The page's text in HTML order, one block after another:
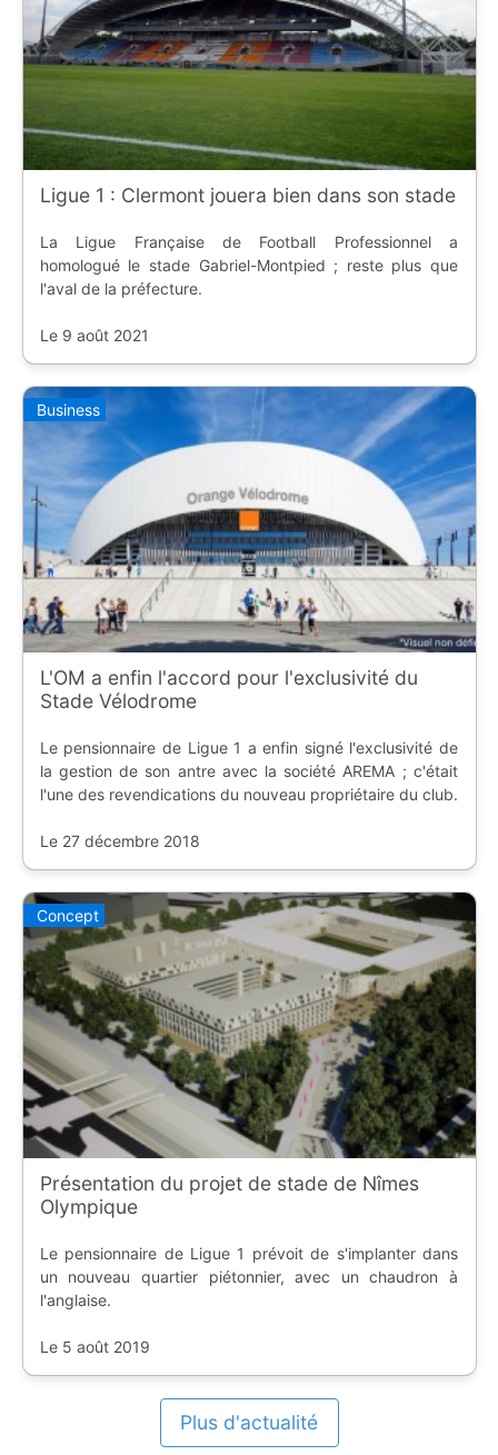
Ligue 1 : Clermont jouera bien dans son stade
La Ligue Française de Football Professionnel a
homologué le stade Gabriel-Montpied ; reste plus que
l'aval de la préfecture.
Le 9 août 2021
Business
L'OM a enfin l'accord pour l'exclusivité du
Stade Vélodrome
Le pensionnaire de Ligue 1 a enfin signé l'exclusivité de
la gestion de son antre avec la société AREMA ; c'était
l'une des revendications du nouveau propriétaire du club.
Le 27 décembre 2018
Concept
Présentation du projet de stade de Nîmes
Olympique
Le pensionnaire de Ligue 1 prévoit de s'implanter dans
un nouveau quartier piétonnier, avec un chaudron à
l'anglaise.
Le 5 août 2019
Plus d'actualité